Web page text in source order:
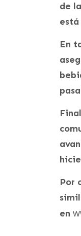
de
En
Por
en